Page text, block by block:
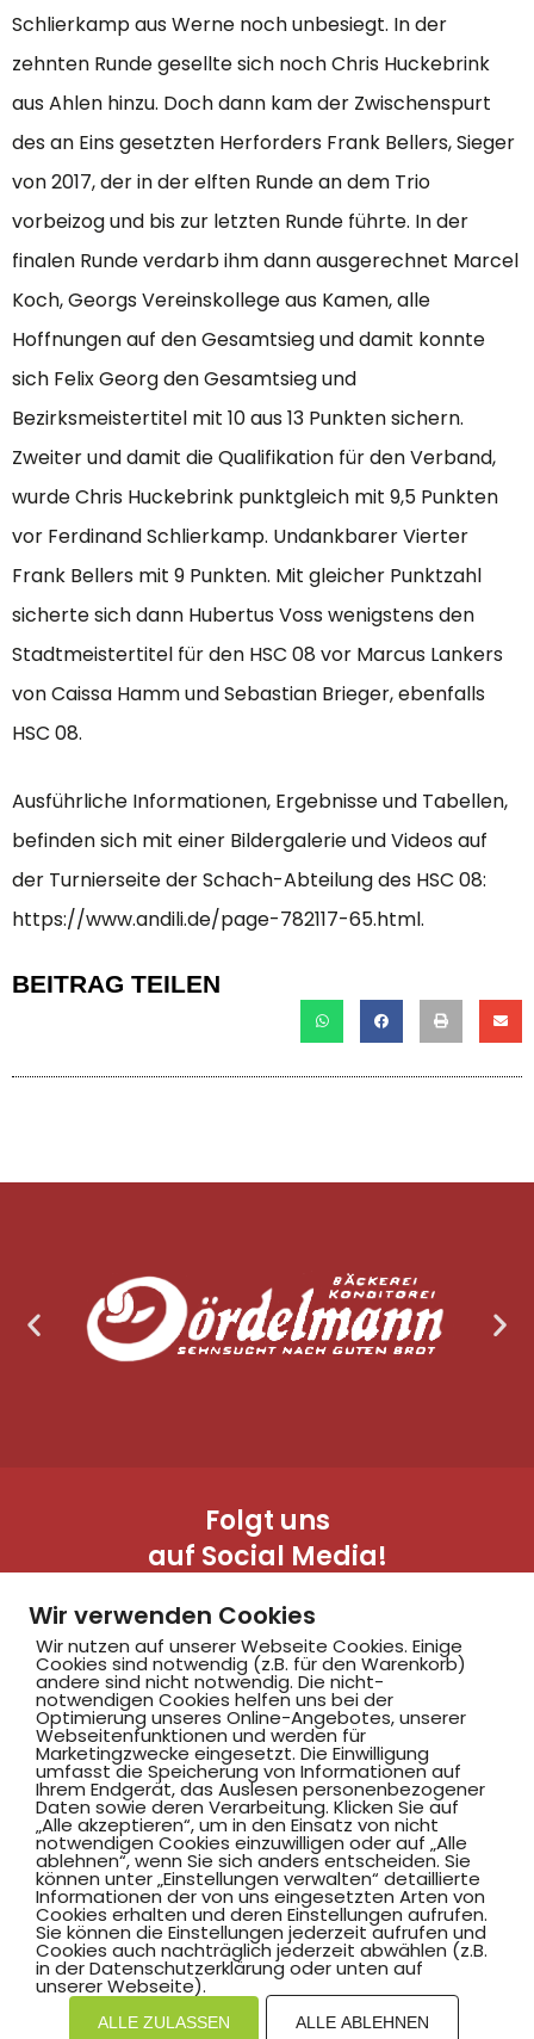
Schlierkamp aus Werne noch unbesiegt. In der
zehnten Runde gesellte sich noch Chris Huckebrink
aus Ahlen hinzu. Doch dann kam der Zwischenspurt
des an Eins gesetzten Herforders Frank Bellers, Sieger
von 2017, der in der elften Runde an dem Trio
vorbeizog und bis zur letzten Runde führte. In der
finalen Runde verdarb ihm dann ausgerechnet Marcel
Koch, Georgs Vereinskollege aus Kamen, alle
Hoffnungen auf den Gesamtsieg und damit konnte
sich Felix Georg den Gesamtsieg und
Bezirksmeistertitel mit 10 aus 13 Punkten sichern.
Zweiter und damit die Qualifikation für den Verband,
wurde Chris Huckebrink punktgleich mit 9,5 Punkten
vor Ferdinand Schlierkamp. Undankbarer Vierter
Frank Bellers mit 9 Punkten. Mit gleicher Punktzahl
sicherte sich dann Hubertus Voss wenigstens den
Stadtmeistertitel für den HSC 08 vor Marcus Lankers
von Caissa Hamm und Sebastian Brieger, ebenfalls
HSC 08.
Ausführliche Informationen, Ergebnisse und Tabellen,
befinden sich mit einer Bildergalerie und Videos auf
der Turnierseite der Schach-Abteilung des HSC 08:
https://www.andili.de/page-782117-65.html.
BEITRAG TEILEN
Folgt uns
auf Social Media!
Hammer SportClub 2008
Am Südbad 9,
59069 Hamm
©2025 Hammer SportClub 2008 e.V.
Mit zum Verein by PASSGEBER
Wir verwenden Cookies
Wir nutzen auf unserer Webseite Cookies. Einige
Cookies sind notwendig (z.B. für den Warenkorb)
andere sind nicht notwendig. Die nicht-
notwendigen Cookies helfen uns bei der
Optimierung unseres Online-Angebotes, unserer
Webseitenfunktionen und werden für
Marketingzwecke eingesetzt. Die Einwilligung
umfasst die Speicherung von Informationen auf
Ihrem Endgerät, das Auslesen personenbezogener
Daten sowie deren Verarbeitung. Klicken Sie auf
„Alle akzeptieren“, um in den Einsatz von nicht
notwendigen Cookies einzuwilligen oder auf „Alle
ablehnen“, wenn Sie sich anders entscheiden. Sie
können unter „Einstellungen verwalten“ detaillierte
Informationen der von uns eingesetzten Arten von
Cookies erhalten und deren Einstellungen aufrufen.
Sie können die Einstellungen jederzeit aufrufen und
Cookies auch nachträglich jederzeit abwählen (z.B.
in der Datenschutzerklärung oder unten auf
unserer Webseite).
ALLE ZULASSEN ALLE ABLEHNEN